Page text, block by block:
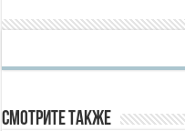
Смотрите также